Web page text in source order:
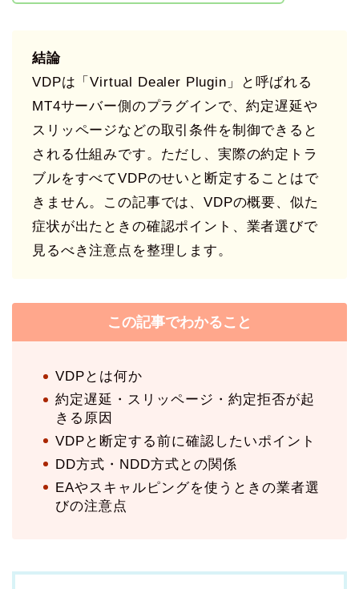
結論
VDPは「Virtual Dealer Plugin」と呼ばれる
MT4サーバー側のプラグインで、約定遅延や
スリッページなどの取引条件を制御できると
される仕組みです。ただし、実際の約定トラ
ブルをすべてVDPのせいと断定することはで
きません。この記事では、VDPの概要、似た
症状が出たときの確認ポイント、業者選びで
見るべき注意点を整理します。
この記事でわかること
VDPとは何か
約定遅延・スリッページ・約定拒否が起
きる原因
VDPと断定する前に確認したいポイント
DD方式・NDD方式との関係
EAやスキャルピングを使うときの業者選
びの注意点